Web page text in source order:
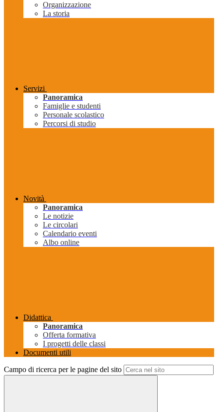
Organizzazione
La storia
Servizi
Panoramica
Famiglie e studenti
Personale scolastico
Percorsi di studio
Novità
Panoramica
Le notizie
Le circolari
Calendario eventi
Albo online
Didattica
Panoramica
Offerta formativa
I progetti delle classi
Documenti utili
Campo di ricerca per le pagine del sito